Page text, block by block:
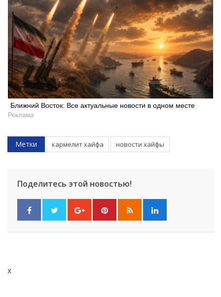
Ближний Восток: Все актуальные новости в одном месте
Реклама
Метки кармелит хайфа новости хайфы
Поделитесь этой новостью!
x